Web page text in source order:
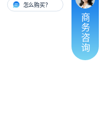
怎么购买？ 有人对接
商
务
咨
询